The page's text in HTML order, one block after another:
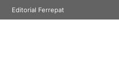
Editorial Ferrepat